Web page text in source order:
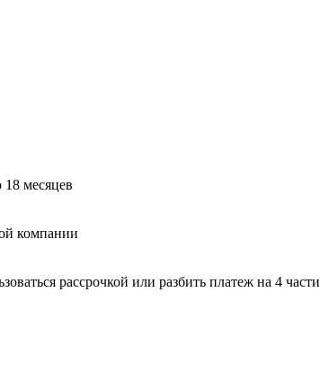
18 месяцев
компании
рассрочкой или разбить платеж на 4 части